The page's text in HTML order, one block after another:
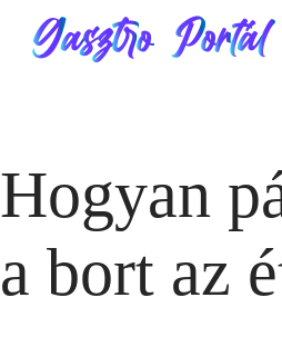
Hogyan
a bort az